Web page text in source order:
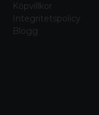
Köpvillkor
Integritetspolicy
Blogg